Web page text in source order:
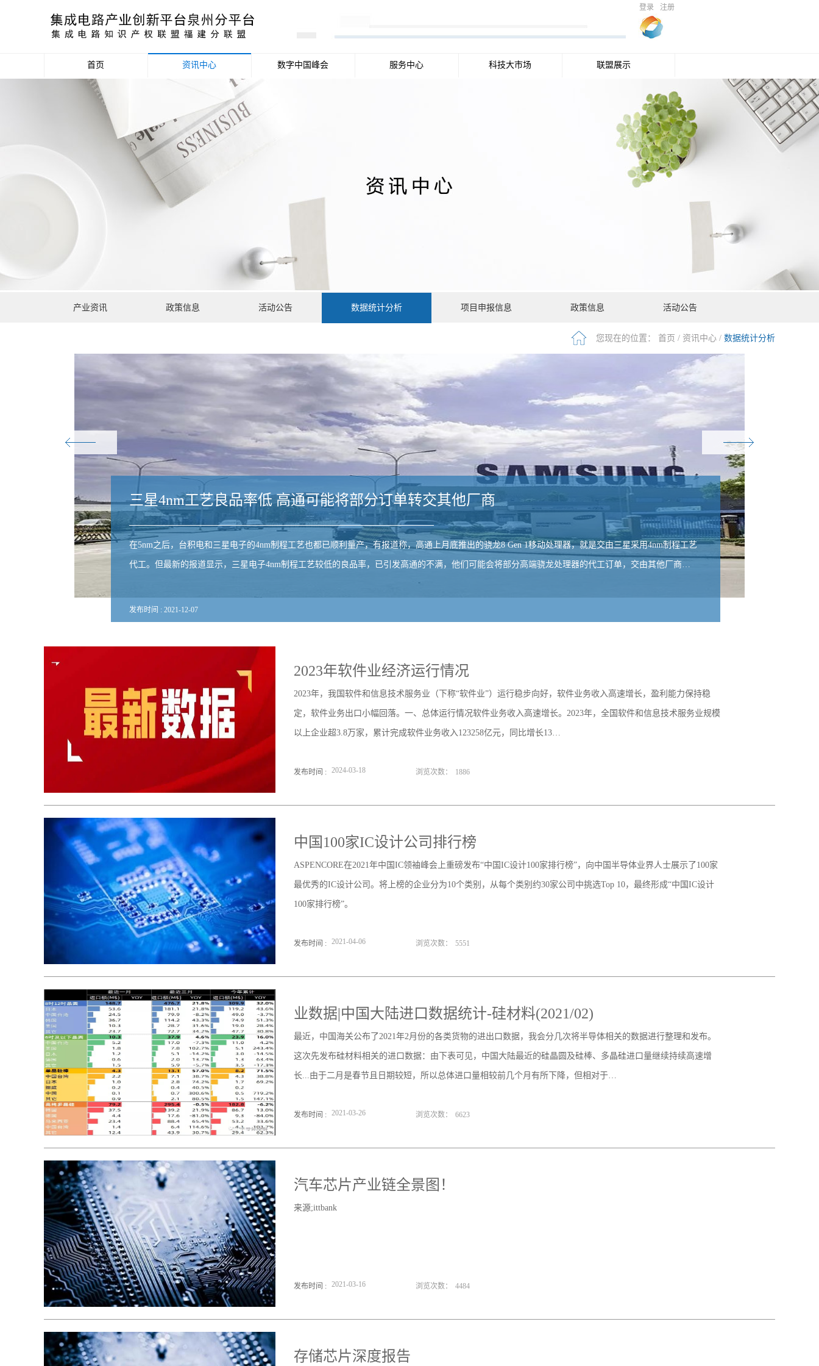
登录 注册
首页 资讯中心
政策信息
活动公告
数据统计分析
数字中国峰会 服务中心 科技大市场 联盟展示
产业资讯 政策信息 活动公告 数据统计分析 项目申报信息 政策信息 活动公告
您现在的位置： 首页 / 资讯中心 / 数据统计分析
三星4nm工艺良品率低 高通可能将部分订单转交其他厂商
在5nm之后，台积电和三星电子的4nm制程工艺也都已顺利量产，有报道称，高通上月底推出的骁龙8 Gen 1移动处理器，就是交由三星采用4nm制程工艺
代工。但最新的报道显示，三星电子4nm制程工艺较低的良品率，已引发高通的不满，他们可能会将部分高端骁龙处理器的代工订单，交由其他厂商…
发布时间 : 2021-12-07
2023年软件业经济运行情况
2023年，我国软件和信息技术服务业（下称“软件业”）运行稳步向好，软件业务收入高速增长，盈利能力保持稳
定，软件业务出口小幅回落。一、总体运行情况软件业务收入高速增长。2023年，全国软件和信息技术服务业规模
以上企业超3.8万家，累计完成软件业务收入123258亿元，同比增长13…
发布时间 : 2024-03-18 浏览次数： 1886
中国100家IC设计公司排行榜
ASPENCORE在2021年中国IC领袖峰会上重磅发布“中国IC设计100家排行榜”，向中国半导体业界人士展示了100家
最优秀的IC设计公司。将上榜的企业分为10个类别，从每个类别约30家公司中挑选Top 10，最终形成“中国IC设计
100家排行榜”。
发布时间 : 2021-04-06 浏览次数： 5551
业数据|中国大陆进口数据统计-硅材料(2021/02)
最近，中国海关公布了2021年2月份的各类货物的进出口数据，我会分几次将半导体相关的数据进行整理和发布。
这次先发布硅材料相关的进口数据：由下表可见，中国大陆最近的硅晶圆及硅棒、多晶硅进口量继续持续高速增
长...由于二月是春节且日期较短，所以总体进口量相较前几个月有所下降，但相对于…
发布时间 : 2021-03-26 浏览次数： 6623
汽车芯片产业链全景图！
来源;ittbank
发布时间 : 2021-03-16 浏览次数： 4484
存储芯片深度报告